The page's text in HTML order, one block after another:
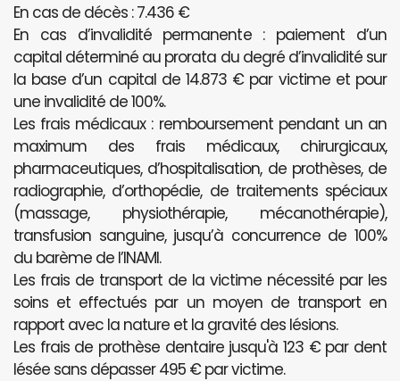
En cas de décès : 7.436 €
En cas d’invalidité permanente : paiement d’un
capital déterminé au prorata du degré d’invalidité sur
la base d’un capital de 14.873 € par victime et pour
une invalidité de 100%.
Les frais médicaux : remboursement pendant un an
maximum des frais médicaux, chirurgicaux,
pharmaceutiques, d’hospitalisation, de prothèses, de
radiographie, d’orthopédie, de traitements spéciaux
(massage, physiothérapie, mécanothérapie),
transfusion sanguine, jusqu’à concurrence de 100%
du barème de l’INAMI.
Les frais de transport de la victime nécessité par les
soins et effectués par un moyen de transport en
rapport avec la nature et la gravité des lésions.
Les frais de prothèse dentaire jusqu'à 123 € par dent
lésée sans dépasser 495 € par victime.